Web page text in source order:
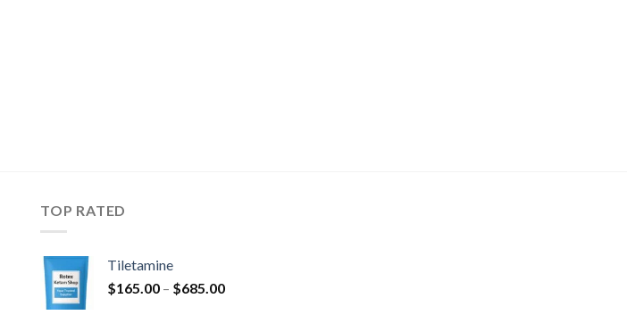
TOP RATED
Tiletamine
$165.00 – $685.00Hintaluokka: